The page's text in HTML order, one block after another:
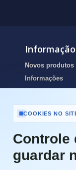
Informação
Novos produtos
Informações
Portes de envio
Resolução de
Termos e
Portes de Envio
Garantias
COOKIES NO
Controle
guardar